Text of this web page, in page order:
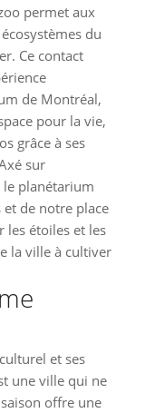
permet aux
du
Ce contact
de Montréal,
pour la vie,
grâce à ses
sur
planétarium
de notre place
les étoiles et les
la ville à cultiver
et ses
une ville qui ne
offre une